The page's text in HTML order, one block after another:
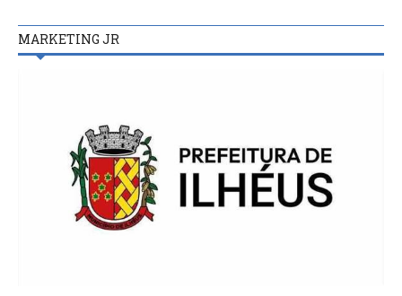
MARKETING JR